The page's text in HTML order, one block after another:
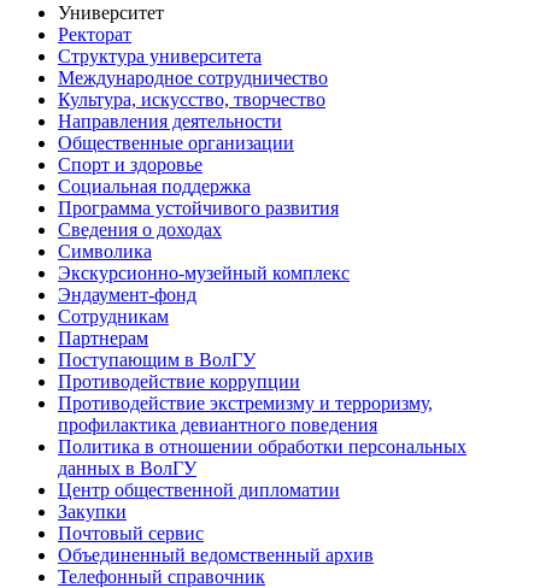
Университет
Ректорат
Структура университета
Международное сотрудничество
Культура, искусство, творчество
Направления деятельности
Общественные организации
Спорт и здоровье
Социальная поддержка
Программа устойчивого развития
Сведения о доходах
Символика
Экскурсионно-музейный комплекс
Эндаумент-фонд
Сотрудникам
Партнерам
Поступающим в ВолГУ
Противодействие коррупции
Противодействие экстремизму и терроризму,
профилактика девиантного поведения
Политика в отношении обработки персональных
данных в ВолГУ
Центр общественной дипломатии
Закупки
Почтовый сервис
Объединенный ведомственный архив
Телефонный справочник